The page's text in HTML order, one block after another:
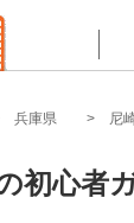
兵庫県 尼
初心者